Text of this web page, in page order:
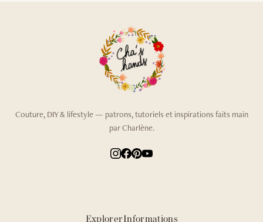
Couture, DIY & lifestyle — patrons, tutoriels et inspirations faits main
par Charlène.
ExplorerInformations